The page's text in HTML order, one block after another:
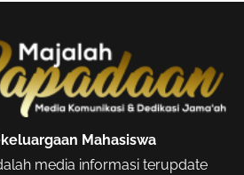
Mahasiswa
media informasi terupdate